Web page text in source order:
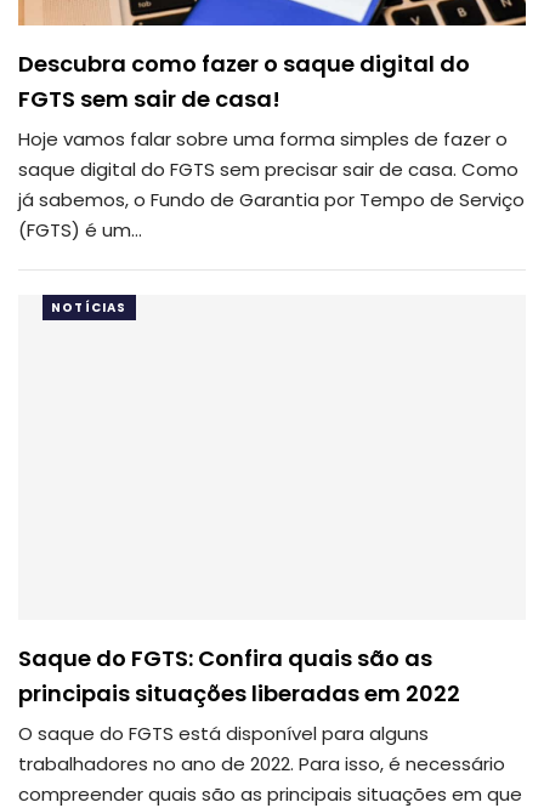
Descubra como fazer o saque digital do
FGTS sem sair de casa!
Hoje vamos falar sobre uma forma simples de fazer o
saque digital do FGTS sem precisar sair de casa. Como
já sabemos, o Fundo de Garantia por Tempo de Serviço
(FGTS) é um…
NOTÍCIAS
Saque do FGTS: Confira quais são as
principais situações liberadas em 2022
O saque do FGTS está disponível para alguns
trabalhadores no ano de 2022. Para isso, é necessário
compreender quais são as principais situações em que